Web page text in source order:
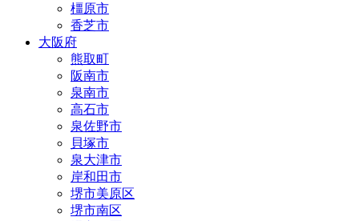
橿原市
香芝市
大阪府
熊取町
阪南市
泉南市
高石市
泉佐野市
貝塚市
泉大津市
岸和田市
堺市美原区
堺市南区